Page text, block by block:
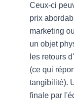
Ceux-ci
prix
marketing
un objet
les retours
(ce qui
tangibilité).
finale par